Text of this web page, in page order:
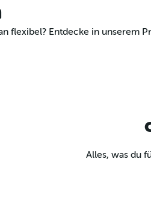
flexibel? Entdecke in unserem
Alles, was du